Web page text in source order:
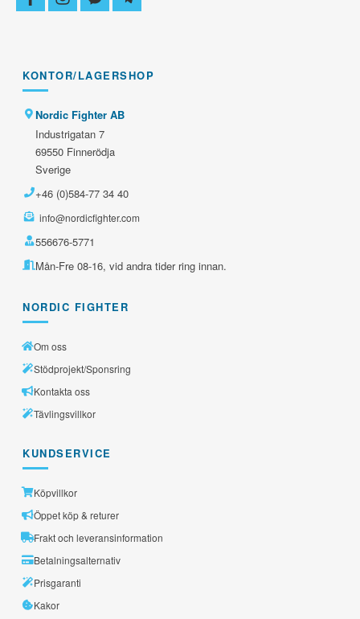
messenger
plane
KONTOR/LAGERSHOP
Nordic Fighter AB
Industrigatan 7
69550 Finnerödja
Sverige
+46 (0)584-77 34 40
info@nordicfighter.com
556676-5771
Mån-Fre 08-16, vid andra tider ring innan.
NORDIC FIGHTER
Om oss
Stödprojekt/Sponsring
Kontakta oss
Tävlingsvillkor
KUNDSERVICE
Köpvillkor
Öppet köp & returer
Frakt och leveransinformation
Betalningsalternativ
Prisgaranti
Kakor